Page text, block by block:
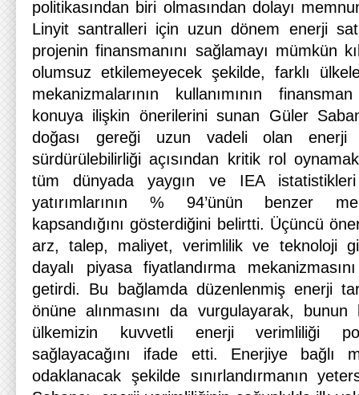
politikasından biri olmasından dolayı
Linyit santralleri için uzun dönem enerji
projenin finansmanını sağlamayı mümkün
olumsuz etkilemeyecek şekilde, farklı
mekanizmalarının kullanımının
konuya ilişkin önerilerini sunan Güler
doğası gereği uzun vadeli olan enerji
sürdürülebilirliği açısından kritik rol
tüm dünyada yaygın ve IEA
yatırımlarının % 94’ünün benzer
kapsandığını gösterdiğini belirtti. Üçüncü
arz, talep, maliyet, verimlilik ve teknoloji
dayalı piyasa fiyatlandırma
getirdi. Bu bağlamda düzenlenmiş enerji
önüne alınmasını da vurgulayarak,
ülkemizin kuvvetli enerji verimliliği
sağlayacağını ifade etti. Enerjiye bağlı
odaklanacak şekilde sınırlandırmanın